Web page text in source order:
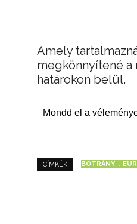
Amely
megkönnyítené
határokon belül.
Mondd el a
CÍMKÉK BOTRÁNY